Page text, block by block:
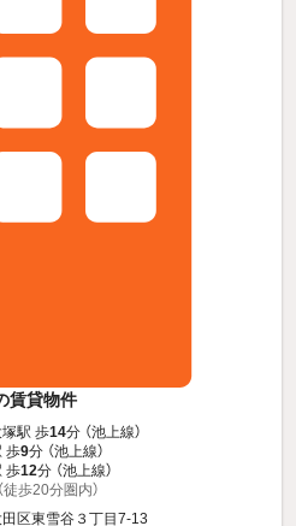
賃貸物件
駅 歩14分 （池上線）
歩9分 （池上線）
歩12分 （池上線）
徒歩20分圏内）
区東雪谷３丁目7-13